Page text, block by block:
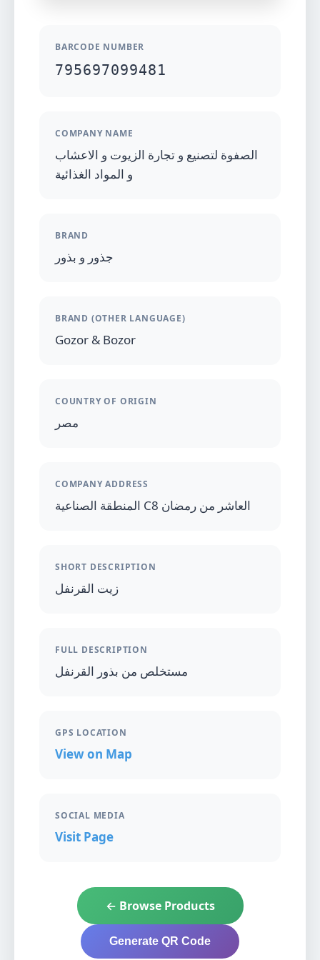
BARCODE NUMBER
795697099481
COMPANY NAME
الصفوة لتصنيع و تجارة الزيوت و الاعشاب
و المواد الغذائية
BRAND
جذور و بذور
BRAND (OTHER LANGUAGE)
Gozor & Bozor
COUNTRY OF ORIGIN
مصر
COMPANY ADDRESS
المنطقة الصناعية C8 العاشر من رمضان
SHORT DESCRIPTION
زيت القرنفل
FULL DESCRIPTION
مستخلص من بذور القرنفل
GPS LOCATION
View on Map
SOCIAL MEDIA
Visit Page
← Browse Products
Generate QR Code